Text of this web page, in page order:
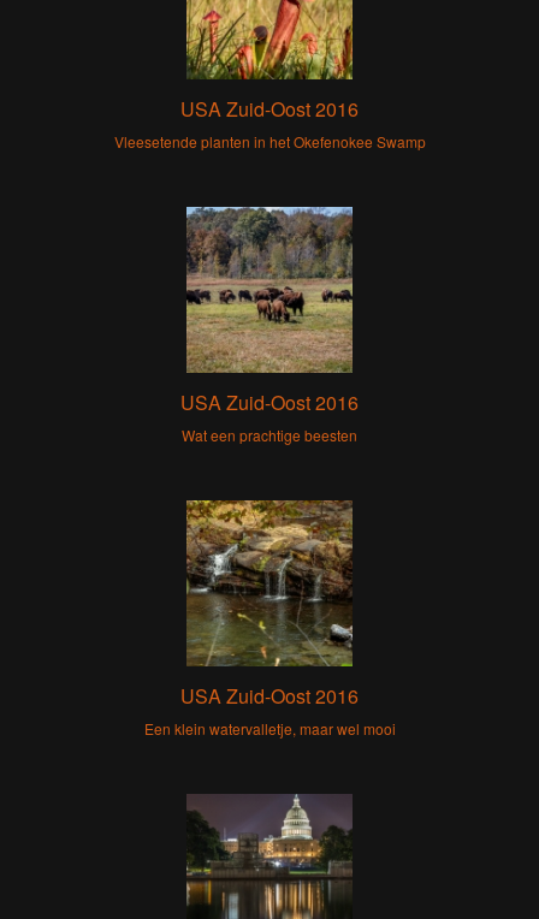
USA Zuid-Oost 2016
Vleesetende planten in het Okefenokee Swamp
USA Zuid-Oost 2016
Wat een prachtige beesten
USA Zuid-Oost 2016
Een klein watervalletje, maar wel mooi